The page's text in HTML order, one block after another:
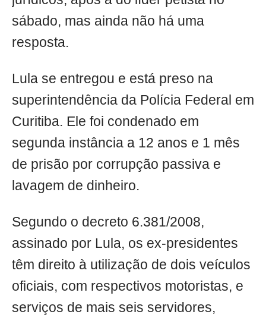
sábado, mas ainda não há uma
resposta.
Lula se entregou e está preso na
superintendência da Polícia Federal em
Curitiba. Ele foi condenado em
segunda instância a 12 anos e 1 mês
de prisão por corrupção passiva e
lavagem de dinheiro.
Segundo o decreto 6.381/2008,
assinado por Lula, os ex-presidentes
têm direito à utilização de dois veículos
oficiais, com respectivos motoristas, e
serviços de mais seis servidores,